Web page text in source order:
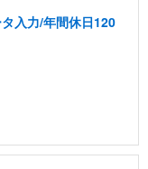
入力/年間休日120